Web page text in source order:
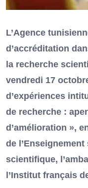
L’Agence
d’accréditation
la recherche
vendredi 17
d’expériences
de recherche :
d’amélioration »,
de
scientifique,
l’Institut français